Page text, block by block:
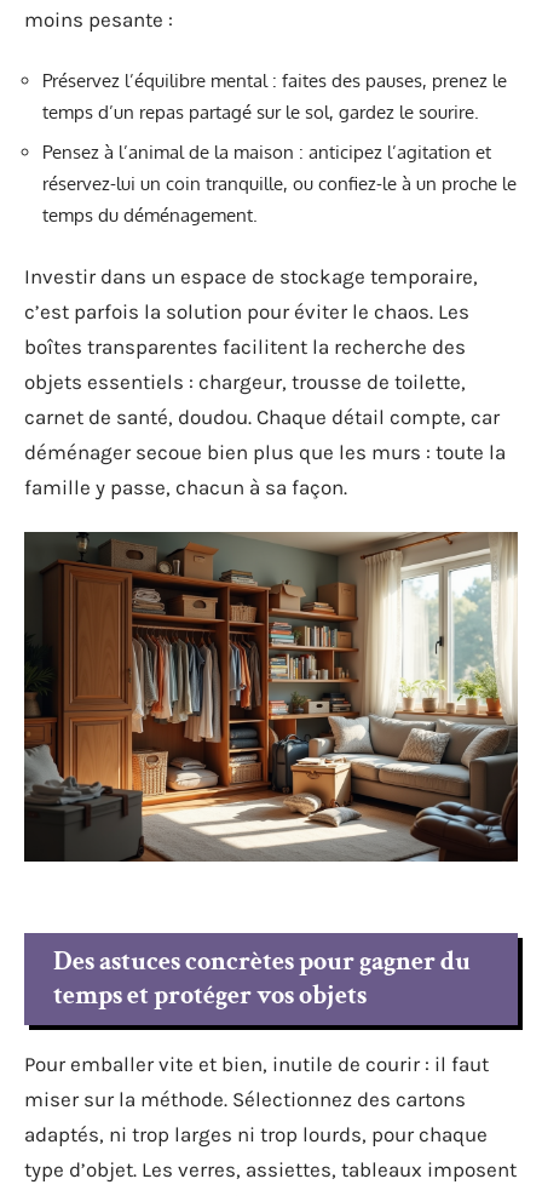
moins pesante :
Préservez l’équilibre mental : faites des pauses, prenez le
temps d’un repas partagé sur le sol, gardez le sourire.
Pensez à l’animal de la maison : anticipez l’agitation et
réservez-lui un coin tranquille, ou confiez-le à un proche le
temps du déménagement.
Investir dans un espace de stockage temporaire,
c’est parfois la solution pour éviter le chaos. Les
boîtes transparentes facilitent la recherche des
objets essentiels : chargeur, trousse de toilette,
carnet de santé, doudou. Chaque détail compte, car
déménager secoue bien plus que les murs : toute la
famille y passe, chacun à sa façon.
Des astuces concrètes pour gagner du
temps et protéger vos objets
Pour emballer vite et bien, inutile de courir : il faut
miser sur la méthode. Sélectionnez des cartons
adaptés, ni trop larges ni trop lourds, pour chaque
type d’objet. Les verres, assiettes, tableaux imposent